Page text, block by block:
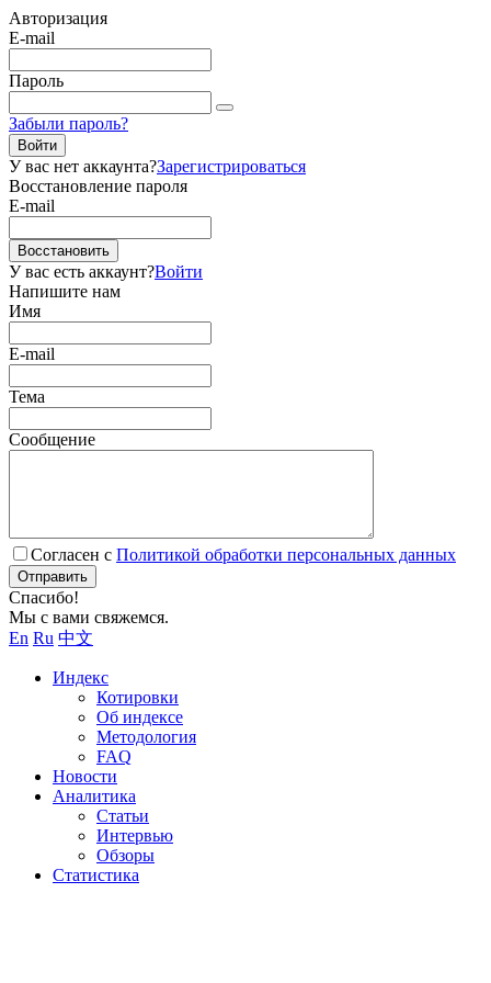
Авторизация
E-mail
Пароль
Забыли пароль?
Войти
У вас нет аккаунта?Зарегистрироваться
Восстановление пароля
E-mail
Восстановить
У вас есть аккаунт?Войти
Напишите нам
Имя
E-mail
Тема
Сообщение
Согласен с Политикой обработки персональных данных
Отправить
Спасибо!
Мы с вами свяжемся.
En Ru 中文
Индекс
Котировки
Об индексе
Методология
FAQ
Новости
Аналитика
Статьи
Интервью
Обзоры
Статистика